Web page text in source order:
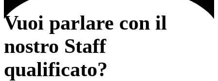
Vuoi parlare con il
nostro Staff
qualificato?